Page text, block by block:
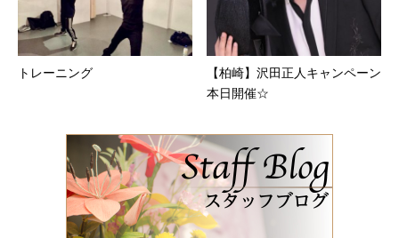
トレーニング
【柏崎】沢田正人キャンペーン
本日開催☆